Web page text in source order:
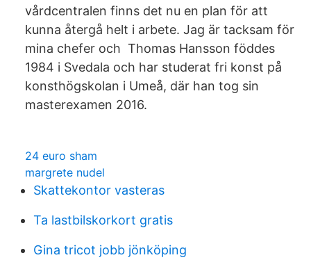
vårdcentralen finns det nu en plan för att
kunna återgå helt i arbete. Jag är tacksam för
mina chefer och Thomas Hansson föddes
1984 i Svedala och har studerat fri konst på
konsthögskolan i Umeå, där han tog sin
masterexamen 2016.
24 euro sham
margrete nudel
Skattekontor vasteras
Ta lastbilskorkort gratis
Gina tricot jobb jönköping